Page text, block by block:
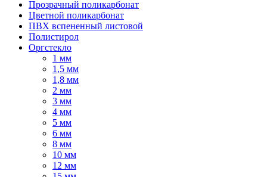
Прозрачный поликарбонат
Цветной поликарбонат
ПВХ вспененный листовой
Полистирол
Оргстекло
1 мм
1,5 мм
1,8 мм
2 мм
3 мм
4 мм
5 мм
6 мм
8 мм
10 мм
12 мм